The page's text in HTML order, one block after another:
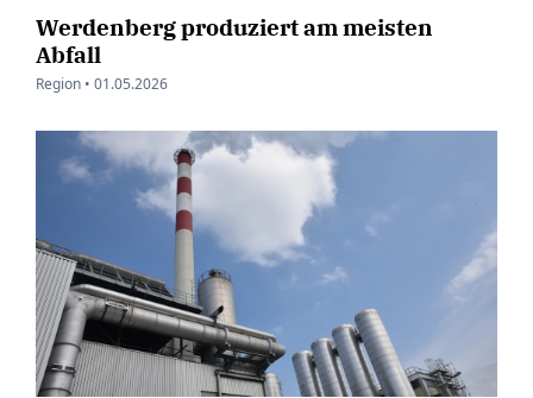
Werdenberg produziert am meisten
Abfall
Region • 01.05.2026